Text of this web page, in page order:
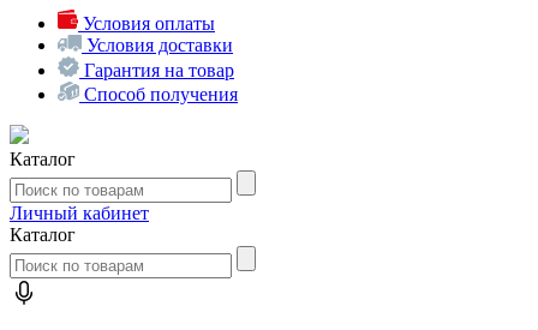
Условия оплаты
Условия доставки
Гарантия на товар
Способ получения
Каталог
Личный кабинет
Каталог